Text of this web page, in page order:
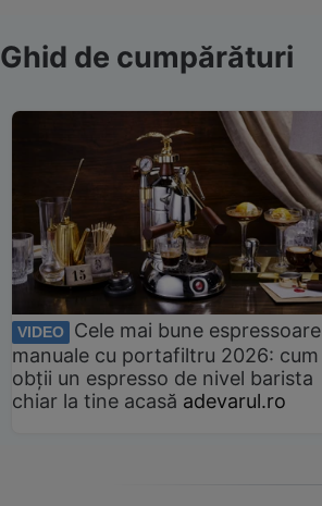
Ghid de cumpărături
VIDEO
Cele mai bune espressoare
manuale cu portafiltru 2026: cum
obții un espresso de nivel barista
chiar la tine acasă adevarul.ro